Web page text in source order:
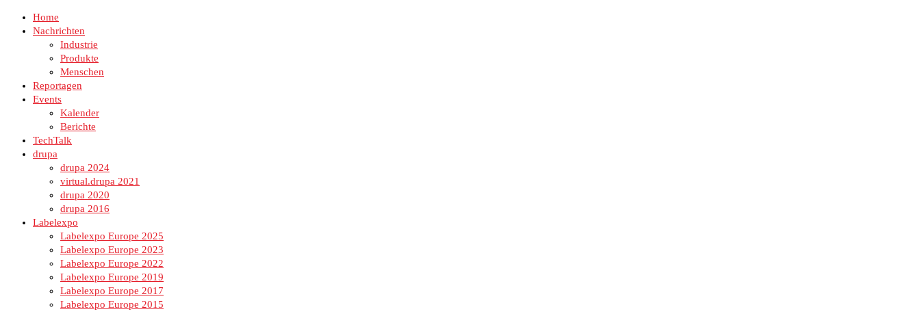
Home
Nachrichten
Industrie
Produkte
Menschen
Reportagen
Events
Kalender
Berichte
TechTalk
drupa
drupa 2024
virtual.drupa 2021
drupa 2020
drupa 2016
Labelexpo
Labelexpo Europe 2025
Labelexpo Europe 2023
Labelexpo Europe 2022
Labelexpo Europe 2019
Labelexpo Europe 2017
Labelexpo Europe 2015